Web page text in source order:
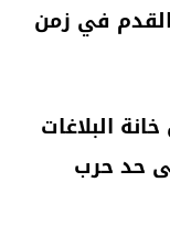
القدم في زمن
البلاغات
حد حرب